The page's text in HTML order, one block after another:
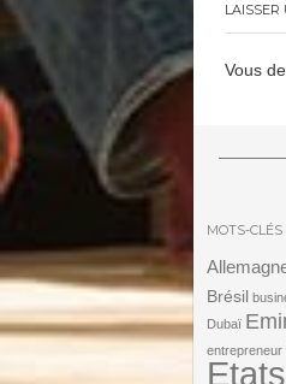
Vous
MOTS-CLÉS
Brésil
Dubaï
entrepreneur